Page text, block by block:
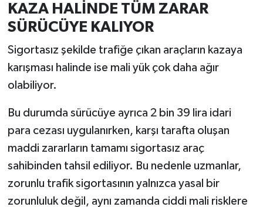
KAZA HALİNDE TÜM ZARAR
SÜRÜCÜYE KALIYOR
Sigortasız şekilde trafiğe çıkan araçların kazaya
karışması halinde ise mali yük çok daha ağır
olabiliyor.
Bu durumda sürücüye ayrıca 2 bin 39 lira idari
para cezası uygulanırken, karşı tarafta oluşan
maddi zararların tamamı sigortasız araç
sahibinden tahsil ediliyor. Bu nedenle uzmanlar,
zorunlu trafik sigortasının yalnızca yasal bir
zorunluluk değil, aynı zamanda ciddi mali risklere